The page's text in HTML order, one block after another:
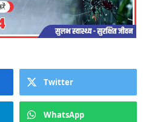
Twitter
WhatsApp